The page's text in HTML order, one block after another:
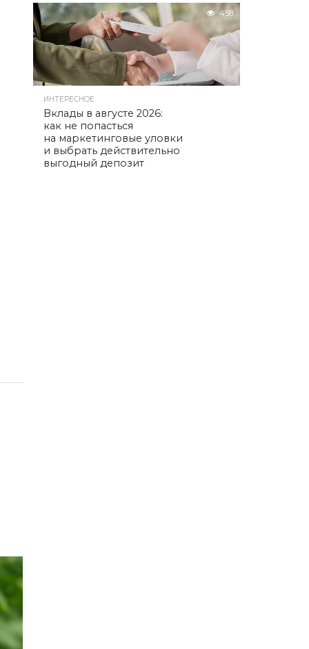
458
ИНТЕРЕСНОЕ
Вклады в августе 2026:
как не попасться
на маркетинговые уловки
и выбрать действительно
выгодный депозит